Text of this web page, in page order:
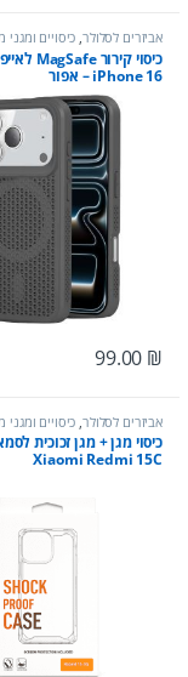
אביזרים לסלולר כיסויים ומגני
iPhone 16 – אפור
99.00 ₪
אביזרים לסלולר כיסויים ומגני
כיסוי מגן + מגן זכוכית
Xiaomi Redmi 15C